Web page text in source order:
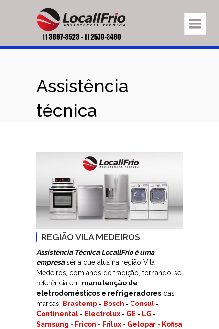
Assistência
técnica
na região Vila
Medeiros
REGIÃO VILA MEDEIROS
Assistência Técnica LocallFrio é uma
empresaséria que atua na região Vila
Medeiros, com anos de tradição, tornando-se
referência em manutenção de
eletrodomésticos e refrigeradores das
marcas: Brastemp - Bosch - Consul -
Continental - Electrolux- GE - LG -
Samsung - Fricon - Frilux- Gelopar - Kofisa